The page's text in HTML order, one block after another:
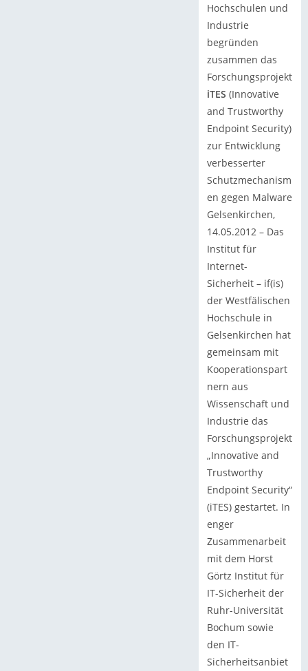
Hochschulen und
Industrie
begründen
zusammen das
Forschungsprojekt
iTES (Innovative
and Trustworthy
Endpoint Security)
zur Entwicklung
verbesserter
Schutzmechanism
en gegen Malware
Gelsenkirchen,
14.05.2012 – Das
Institut für
Internet-
Sicherheit – if(is)
der Westfälischen
Hochschule in
Gelsenkirchen hat
gemeinsam mit
Kooperationspart
nern aus
Wissenschaft und
Industrie das
Forschungsprojekt
„Innovative and
Trustworthy
Endpoint Security“
(iTES) gestartet. In
enger
Zusammenarbeit
mit dem Horst
Görtz Institut für
IT-Sicherheit der
Ruhr-Universität
Bochum sowie
den IT-
Sicherheitsanbiet